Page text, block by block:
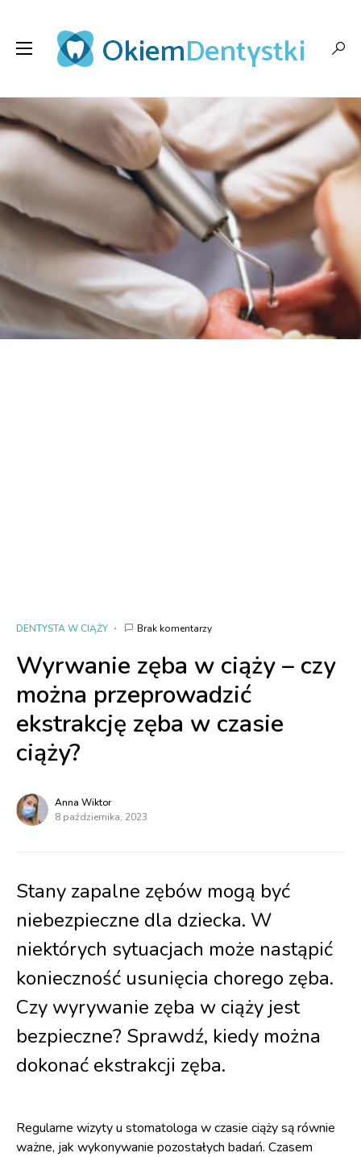
DENTYSTA W CIĄŻY Brak komentarzy
Wyrwanie zęba w ciąży – czy
można przeprowadzić
ekstrakcję zęba w czasie
ciąży?
Anna Wiktor
8 października, 2023
Stany zapalne zębów mogą być
niebezpieczne dla dziecka. W
niektórych sytuacjach może nastąpić
konieczność usunięcia chorego zęba.
Czy wyrywanie zęba w ciąży jest
bezpieczne? Sprawdź, kiedy można
dokonać ekstrakcji zęba.
Regularne wizyty u stomatologa w czasie ciąży są równie
ważne, jak wykonywanie pozostałych badań. Czasem